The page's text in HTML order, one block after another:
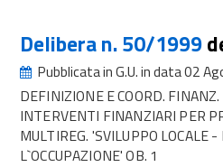
Delibera n. 50/1999
Pubblicata in G.U. in data 02
DEFINIZIONE E COORD.
INTERVENTI FINANZIARI PER
MULTIREG. 'SVILUPPO LOCALE
L`OCCUPAZIONE' OB. 1